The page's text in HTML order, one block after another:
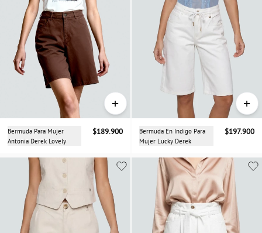
+
Bermuda Para Mujer
Antonia Derek Lovely
$189.900
+
Bermuda En Indigo Para
Mujer Lucky Derek
$197.900